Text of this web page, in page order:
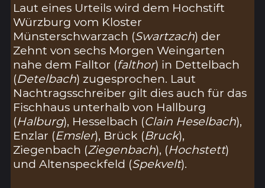
Laut eines Urteils wird dem Hochstift
Würzburg vom Kloster
Münsterschwarzach (Swartzach) der
Zehnt von sechs Morgen Weingarten
nahe dem Falltor (falthor) in Dettelbach
(Detelbach) zugesprochen. Laut
Nachtragsschreiber gilt dies auch für das
Fischhaus unterhalb von Hallburg
(Halburg), Hesselbach (Clain Heselbach),
Enzlar (Emsler), Brück (Bruck),
Ziegenbach (Ziegenbach), (Hochstett)
und Altenspeckfeld (Spekvelt).